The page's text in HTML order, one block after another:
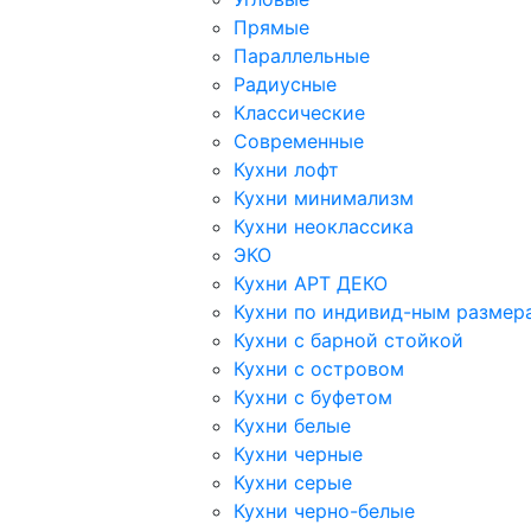
Прямые
Параллельные
Радиусные
Классические
Современные
Кухни лофт
Кухни минимализм
Кухни неоклассика
ЭКО
Кухни АРТ ДЕКО
Кухни по индивид-ным
Кухни с барной стойкой
Кухни с островом
Кухни с буфетом
Кухни белые
Кухни черные
Кухни серые
Кухни черно-белые